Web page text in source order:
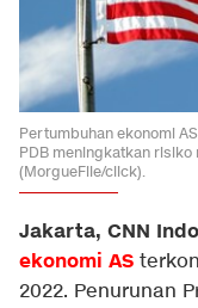
Pertumbuhan ekonomi
PDB meningkatkan
(MorgueFile/click).
Jakarta, CNN
ekonomi AS
2022. Penurunan